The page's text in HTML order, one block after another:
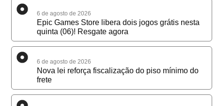
6 de agosto de 2026
Epic Games Store libera dois jogos grátis nesta
quinta (06)! Resgate agora
6 de agosto de 2026
Nova lei reforça fiscalização do piso mínimo do
frete